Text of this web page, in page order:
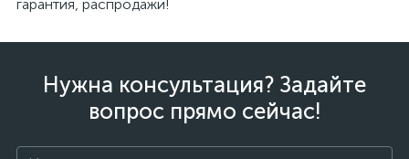
гарантия, распродажи!
Нужна консультация? Задайте
вопрос прямо сейчас!